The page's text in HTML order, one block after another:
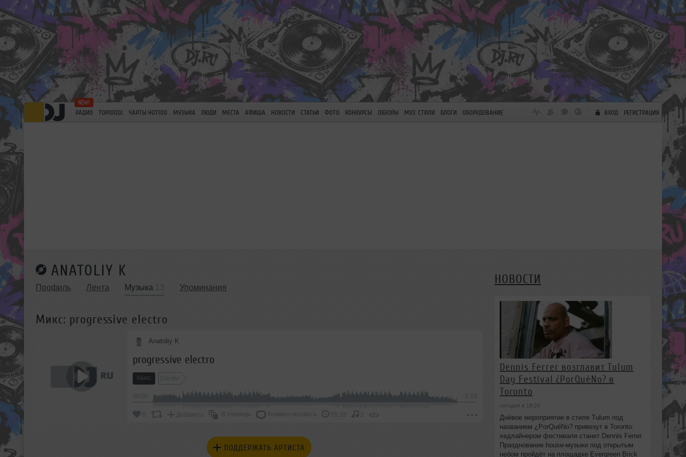
РАДИО TOP100DJ ЧАРТЫ HOT100 МУЗЫКА ЛЮДИ МЕСТА АФИША НОВОСТИ СТАТЬИ ФОТО КОНКУРСЫ ОБЗОРЫ МУЗ. СТИЛИ БЛОГИ ОБОРУДОВАНИЕ ВХОД РЕГИСТРАЦИЯ
ANATOLIY K
Профиль Лента Музыка Упоминания
Микс: progressive electro
Anatoliy K
progressive electro
Микс Electro
-5:18
Добавить В очередь Комментировать 05:18 2 </>
ПОДДЕРЖАТЬ АРТИСТА
НОВОСТИ
Dennis Ferrer возглавит Tulum
Day Festival ¿PorQuéNo? в
Toronto
сегодня в 18:24
Днёвое мероприятие в стиле Tulum под
названием ¿PorQuéNo? привезут в Toronto:
хедлайнером фестиваля станет Dennis Ferrer.
Празднование house-музыки под открытым
небом пройдёт на площадке Evergreen Brick